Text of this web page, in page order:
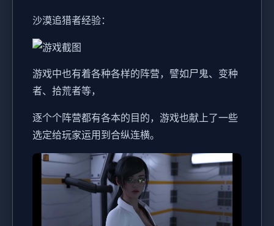
沙漠追猎者经验：
游戏中也有着各种各样的阵营，譬如尸鬼、变种
者、拾荒者等，
逐个个阵营都有各本的目的，游戏也献上了一些
选定给玩家运用到合纵连横。